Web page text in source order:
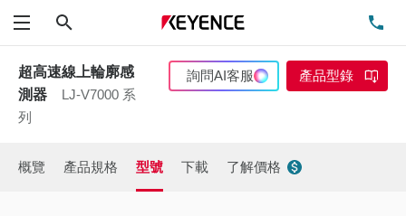
功能表
超高速線上輪廓感
測器
LJ-V7000 系
列
詢問AI客服 產品型錄
概覽 產品規格 型號 下載 了解價格